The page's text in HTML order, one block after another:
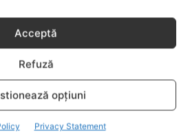
Acceptă
Refuză
opțiuni
Privacy Statement
prezentate soluţii de prevenire a
de sănătate ce pot afecta atât viaţa
şi pe cea a părinţilor.